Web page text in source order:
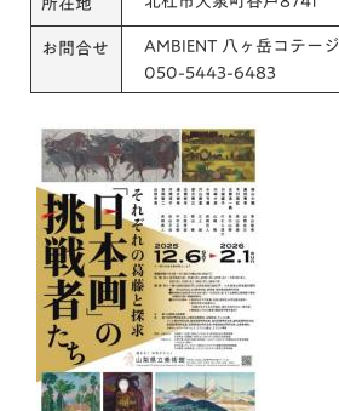
お問合せ
AMBIENT 八ヶ岳コテージ
050-5443-6483